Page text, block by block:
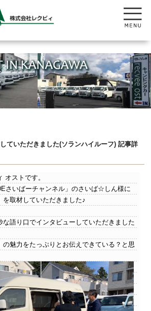
ていただきました(ソランハイルーフ) 記事詳
オストです。
さいばーチャンネル」のさいば☆しん様に
を取材していただきました♪
語り口でインタビューしていただきました
の魅力をたっぷりとお伝えできている？と思